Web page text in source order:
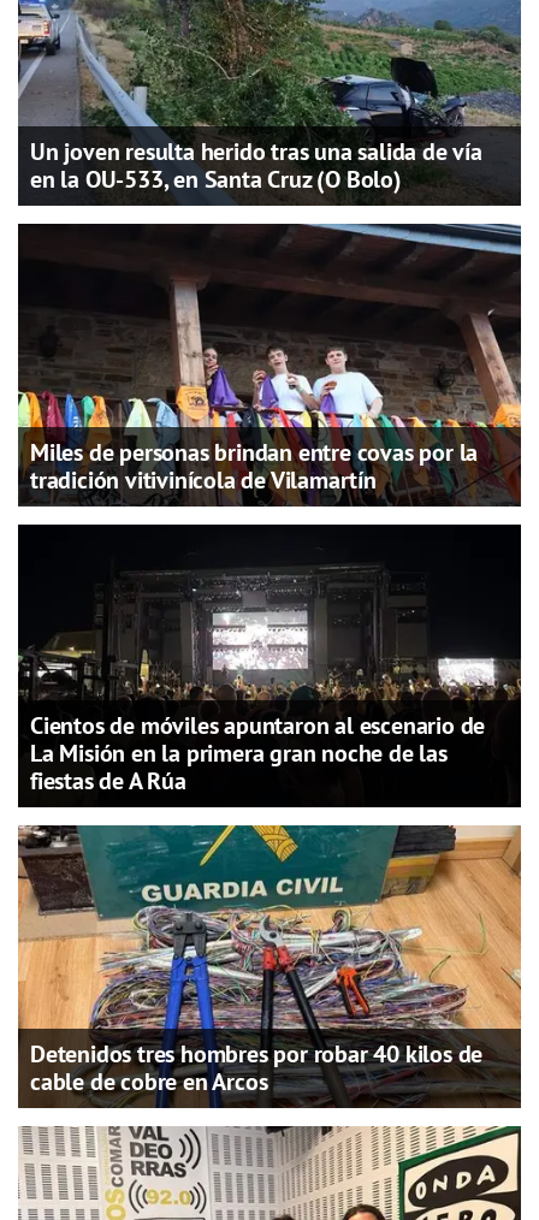
Un joven resulta herido tras una salida de vía
en la OU-533, en Santa Cruz (O Bolo)
Miles de personas brindan entre covas por la
tradición vitivinícola de Vilamartín
Cientos de móviles apuntaron al escenario de
La Misión en la primera gran noche de las
fiestas de A Rúa
Detenidos tres hombres por robar 40 kilos de
cable de cobre en Arcos